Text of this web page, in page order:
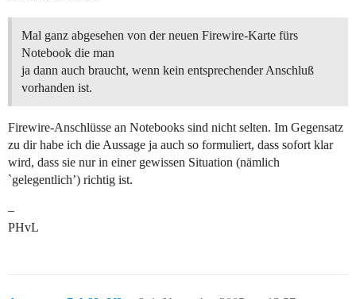
Mal ganz abgesehen von der neuen Firewire-Karte fürs
Notebook die man
ja dann auch braucht, wenn kein entsprechender Anschluß
vorhanden ist.
Firewire-Anschlüsse an Notebooks sind nicht selten. Im Gegensatz
zu dir habe ich die Aussage ja auch so formuliert, dass sofort klar
wird, dass sie nur in einer gewissen Situation (nämlich
`gelegentlich’) richtig ist.
–
PHvL